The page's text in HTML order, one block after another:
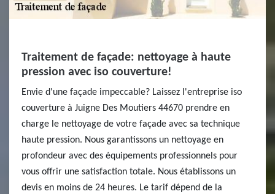
Traitement de façade: nettoyage à haute
pression avec iso couverture!
Envie d'une façade impeccable? Laissez l'entreprise iso
couverture à Juigne Des Moutiers 44670 prendre en
charge le nettoyage de votre façade avec sa technique
haute pression. Nous garantissons un nettoyage en
profondeur avec des équipements professionnels pour
vous offrir une satisfaction totale. Nous établissons un
devis en moins de 24 heures. Le tarif dépend de la